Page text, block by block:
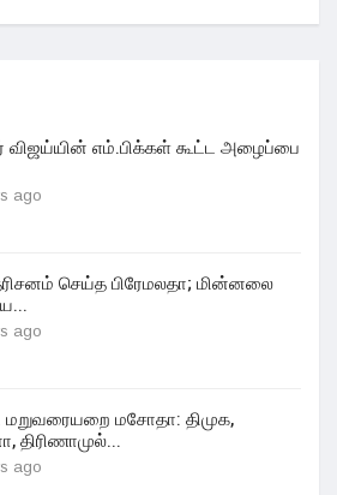
விஜய்யின் எம்.பிக்கள் கூட்ட அழைப்பை
ago
தரிசனம் செய்த பிரேமலதா; மின்னலை
ago
மறுவரையறை மசோதா: திமுக,
திரிணாமுல்...
ago